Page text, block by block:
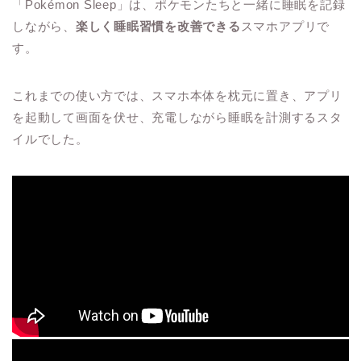
「Pokémon Sleep」は、ポケモンたちと一緒に睡眠を記録
しながら、 楽しく睡眠習慣を改善できる スマホアプリで
す。
これまでの使い方では、スマホ本体を枕元に置き、アプリ
を起動して画面を伏せ、充電しながら睡眠を計測するスタ
イルでした。